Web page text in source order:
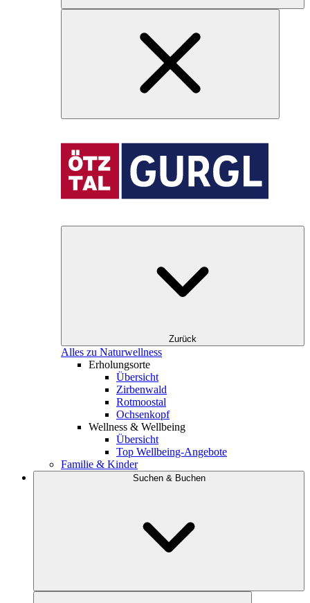
Zurück
Alles zu Naturwellness
Erholungsorte
Übersicht
Zirbenwald
Rotmoostal
Ochsenkopf
Wellness & Wellbeing
Übersicht
Top Wellbeing-Angebote
Familie & Kinder
Suchen & Buchen